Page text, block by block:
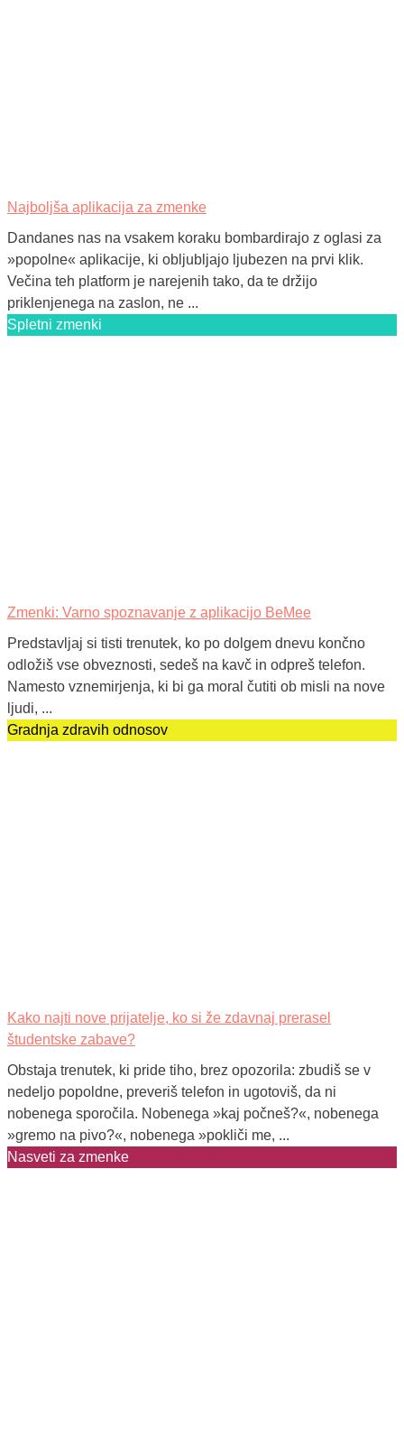
Najboljša aplikacija za zmenke
Dandanes nas na vsakem koraku bombardirajo z oglasi za
»popolne« aplikacije, ki obljubljajo ljubezen na prvi klik.
Večina teh platform je narejenih tako, da te držijo
priklenjenega na zaslon, ne ...
Spletni zmenki
Zmenki: Varno spoznavanje z aplikacijo BeMee
Predstavljaj si tisti trenutek, ko po dolgem dnevu končno
odložiš vse obveznosti, sedeš na kavč in odpreš telefon.
Namesto vznemirjenja, ki bi ga moral čutiti ob misli na nove
ljudi, ...
Gradnja zdravih odnosov
Kako najti nove prijatelje, ko si že zdavnaj prerasel
študentske zabave?
Obstaja trenutek, ki pride tiho, brez opozorila: zbudiš se v
nedeljo popoldne, preveriš telefon in ugotoviš, da ni
nobenega sporočila. Nobenega »kaj počneš?«, nobenega
»gremo na pivo?«, nobenega »pokliči me, ...
Nasveti za zmenke